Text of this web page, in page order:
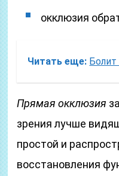
окклюзия
Читать еще: Болит
Прямая окклюзия
зрения лучше
простой и
восстановления